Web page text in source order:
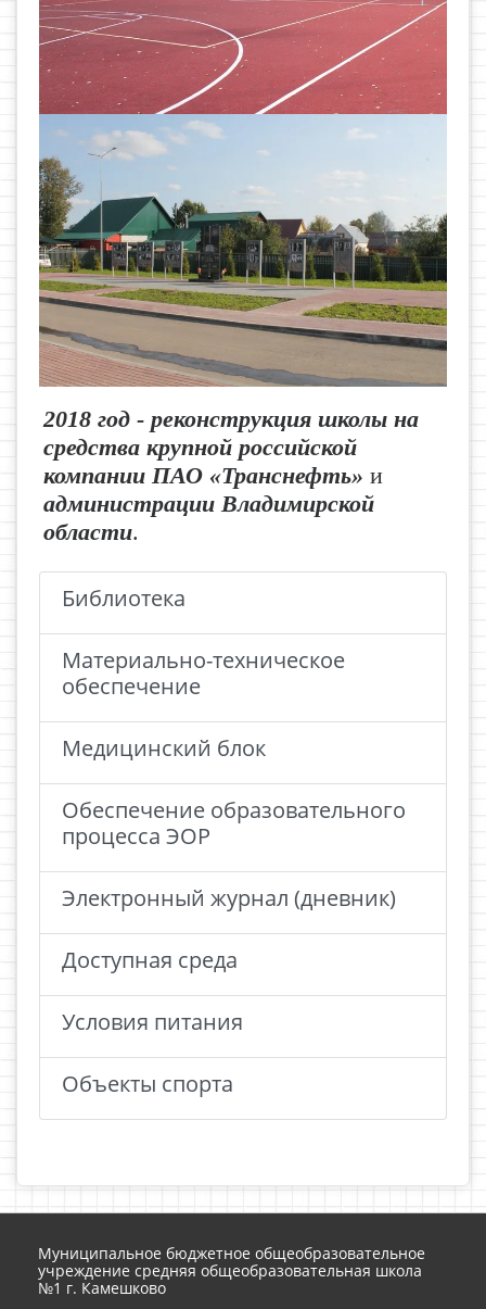
2018 год - реконструкция школы на
средства крупной российской
компании ПАО «Транснефть» и
администрации Владимирской
области.
Библиотека
Материально-техническое
обеспечение
Медицинский блок
Обеспечение образовательного
процесса ЭОР
Электронный журнал (дневник)
Доступная среда
Условия питания
Объекты спорта
Муниципальное бюджетное общеобразовательное
учреждение средняя общеобразовательная школа
№1 г. Камешково